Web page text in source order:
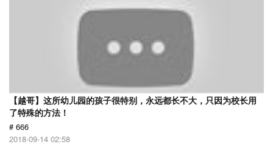
【越哥】这所幼儿园的孩子很特别，永远都长不大，只因为校长用
了特殊的方法！
# 666
2018-09-14 02:58